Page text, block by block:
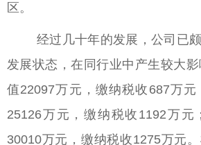
区。
经过几十年的发展，公司已颇
发展状态，在同行业中产生较大
值22097万元，缴纳税收687万元
25126万元，缴纳税收1192万元
30010万元，缴纳税收1275万元